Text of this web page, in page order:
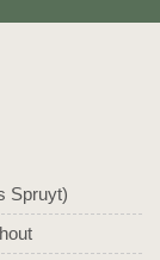
Spruyt)